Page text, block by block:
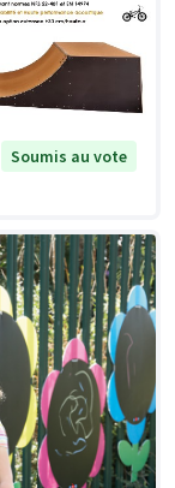
Soumis au vote